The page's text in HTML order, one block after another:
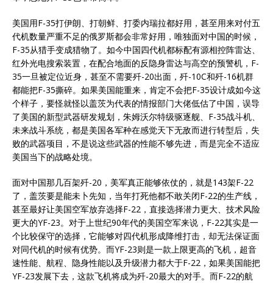
美国用F-35打伊朗、打朝鲜、打委内瑞拉都好用，甚至用来对付五
代机数量严重不足的俄罗斯都会非常好用，唯独面对中国的时候，
F-35从猎手变成猎物了。如今中国四代机都标配有源相控阵雷达、
红外光电搜索装置，在配合地面的反隐身雷达与高空的预警机，F-
35一旦被定位近身，甚至不需要歼-20出面，歼-10C和歼-16机群
都能把F-35撕碎。如果美国能重来，肯定不会把F-35设计成如今这
个样子，要怪就怪以盖茨为代表的情报部门大佬低估了中国，误导
了美国的新型武器研发规划，朱姆沃尔特级驱逐舰、F-35战斗机、
未来战斗系统，都是美国各军种在感觉天下无敌而进行转型后，失
败的武器项目，不是说这些武器的性能不够先进，而是完全不适应
美国当下的战略处境。
面对中国那几百架歼-20，美军真正能够依仗的，就是143架F-22
了，盖茨要是能未卜先知，当年打死他都不敢关闭F-22的生产线，
甚至最好让美国空军放弃选择F-22，直接选择潜力更大、技术风险
更大的YF-23。对于上世纪90年代的美国空军来说，F-22其实是一
个比较保守的选择，它能够对四代机形成降维打击，却无法保证面
对同代机的时候有优势。而YF-23则是一款上限更高的飞机，超音
速性能、航程、隐身性能以及升级潜力都大于F-22，如果美国能把
YF-23发展下去，这款飞机将成为歼-20最大的对手。而F-22的航